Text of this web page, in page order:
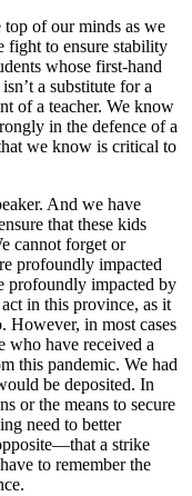
top of our minds as we
fight to ensure stability
whose first-hand
a substitute for a
of a teacher. We know
in the defence of a
we know is critical to
And we have
that these kids
cannot forget or
profoundly impacted
profoundly impacted by
in this province, as it
However, in most cases
who have received a
this pandemic. We had
be deposited. In
or the means to secure
need to better
a strike
to remember the